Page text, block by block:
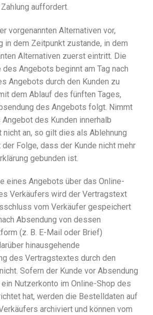
auffordert.
vorgenannten Alternativen vor,
in dem Zeitpunkt zustande, in dem
Alternativen zuerst eintritt. Die
des Angebots beginnt am Tag nach
Angebots durch den Kunden zu
dem Ablauf des fünften Tages,
des Angebots folgt. Nimmt
des Kunden innerhalb
nicht an, so gilt dies als Ablehnung
Folge, dass der Kunde nicht mehr
gebunden ist.
eines Angebots über das Online-
Verkäufers wird der Vertragstext
vom Verkäufer gespeichert
Absendung von dessen
(z. B. E-Mail oder Brief)
hinausgehende
des Vertragstextes durch den
Sofern der Kunde vor Absendung
Nutzerkonto im Online-Shop des
hat, werden die Bestelldaten auf
archiviert und können vom